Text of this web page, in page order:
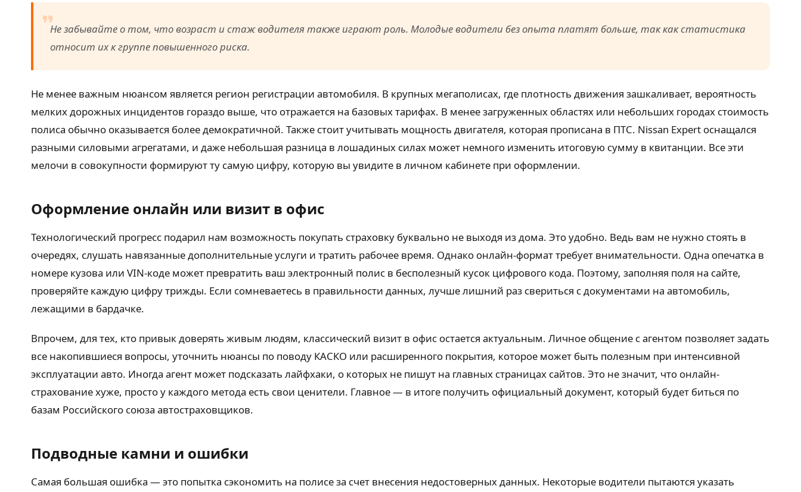
Не забывайте о том, что возраст и стаж водителя также играют роль. Молодые водители без опыта платят больше, так как статистика
относит их к группе повышенного риска.
Не менее важным нюансом является регион регистрации автомобиля. В крупных мегаполисах, где плотность движения зашкаливает, вероятность
мелких дорожных инцидентов гораздо выше, что отражается на базовых тарифах. В менее загруженных областях или небольших городах стоимость
полиса обычно оказывается более демократичной. Также стоит учитывать мощность двигателя, которая прописана в ПТС. Nissan Expert оснащался
разными силовыми агрегатами, и даже небольшая разница в лошадиных силах может немного изменить итоговую сумму в квитанции. Все эти
мелочи в совокупности формируют ту самую цифру, которую вы увидите в личном кабинете при оформлении.
Оформление онлайн или визит в офис
Технологический прогресс подарил нам возможность покупать страховку буквально не выходя из дома. Это удобно. Ведь вам не нужно стоять в
очередях, слушать навязанные дополнительные услуги и тратить рабочее время. Однако онлайн-формат требует внимательности. Одна опечатка в
номере кузова или VIN-коде может превратить ваш электронный полис в бесполезный кусок цифрового кода. Поэтому, заполняя поля на сайте,
проверяйте каждую цифру трижды. Если сомневаетесь в правильности данных, лучше лишний раз свериться с документами на автомобиль,
лежащими в бардачке.
Впрочем, для тех, кто привык доверять живым людям, классический визит в офис остается актуальным. Личное общение с агентом позволяет задать
все накопившиеся вопросы, уточнить нюансы по поводу КАСКО или расширенного покрытия, которое может быть полезным при интенсивной
эксплуатации авто. Иногда агент может подсказать лайфхаки, о которых не пишут на главных страницах сайтов. Это не значит, что онлайн-
страхование хуже, просто у каждого метода есть свои ценители. Главное — в итоге получить официальный документ, который будет биться по
базам Российского союза автостраховщиков.
Подводные камни и ошибки
Самая большая ошибка — это попытка сэкономить на полисе за счет внесения недостоверных данных. Некоторые водители пытаются указать